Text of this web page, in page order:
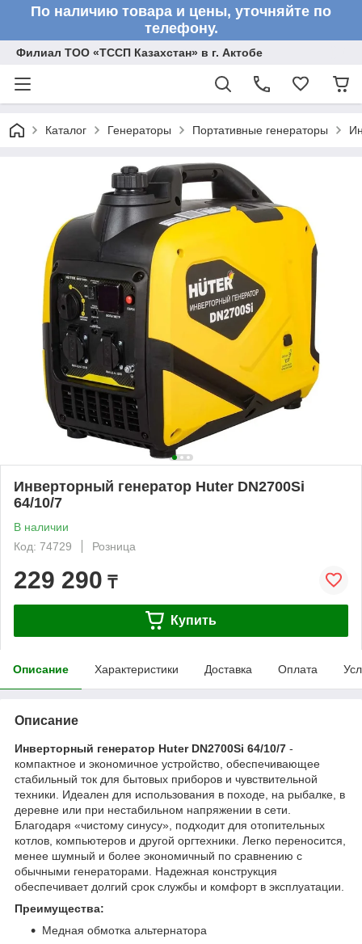
По наличию товара и цены, уточняйте по
телефону.
Филиал ТОО «ТССП Казахстан» в г. Актобе
Каталог Генераторы Портативные генераторы
Инверторный генератор Huter DN2700Si
64/10/7
В наличии
Код: 74729
Розница
229 290 ₸
Купить
Описание Характеристики Доставка Оплата
Описание
Инверторный генератор Huter DN2700Si 64/10/7 -
компактное и экономичное устройство, обеспечивающее
стабильный ток для бытовых приборов и чувствительной
техники. Идеален для использования в походе, на рыбалке, в
деревне или при нестабильном напряжении в сети.
Благодаря «чистому синусу», подходит для отопительных
котлов, компьютеров и другой оргтехники. Легко переносится,
менее шумный и более экономичный по сравнению с
обычными генераторами. Надежная конструкция
обеспечивает долгий срок службы и комфорт в эксплуатации.
Преимущества:
Медная обмотка альтернатора